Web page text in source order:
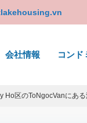
会社情報 コンド
Ho区のToNgocVanにあ